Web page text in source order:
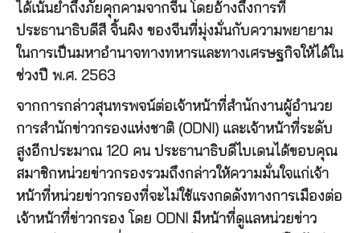
ได้เน้นย้ำถึงภัยคุกคามจากจีน โดยอ้างถึงการที่
ประธานาธิบดีสี จิ้นผิง ของจีนที่มุ่งมั่นกับความพยายาม
ในการเป็นมหาอำนาจทางทหารและทางเศรษฐกิจให้ได้ใน
ช่วงปี พ.ศ. 2563
จากการกล่าวสุนทรพจน์ต่อเจ้าหน้าที่สำนักงานผู้อำนวย
การสำนักข่าวกรองแห่งชาติ (ODNI) และเจ้าหน้าที่ระดับ
สูงอีกประมาณ 120 คน ประธานาธิบดีไบเดนได้ขอบคุณ
สมาชิกหน่วยข่าวกรองรวมถึงกล่าวให้ความมั่นใจแก่เจ้า
หน้าที่หน่วยข่าวกรองที่จะไม่ใช้แรงกดดังทางการเมืองต่อ
เจ้าหน้าที่ข่าวกรอง โดย ODNI มีหน้าที่ดูแลหน่วยข่าว